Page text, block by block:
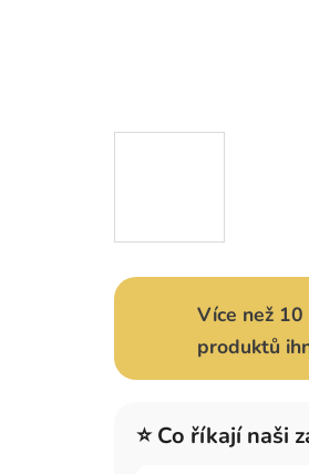
Více než
produktů
⭐ Co říkají naši